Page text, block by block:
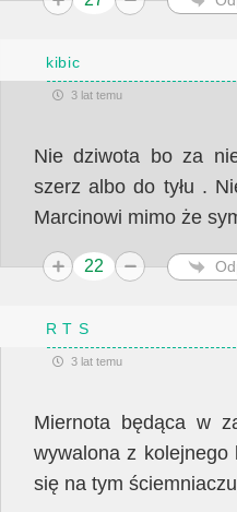
kibic
3 lat temu
Nie dziwota bo za
szerz albo do tyłu .
Marcinowi mimo że
22
R T S
3 lat temu
Miernota będąca w
wywalona z
się na tym